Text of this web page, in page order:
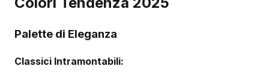
Palette di Eleganza
Classici Intramontabili: